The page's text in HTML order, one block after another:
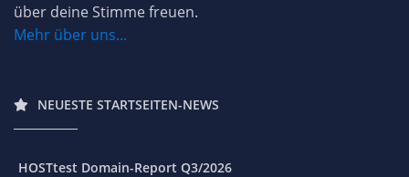
über deine Stimme freuen.
Mehr über uns...
NEUESTE STARTSEITEN-NEWS
HOSTtest Domain-Report Q3/2026